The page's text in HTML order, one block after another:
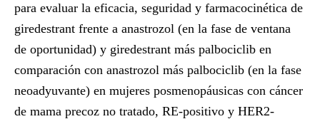
para evaluar la eficacia, seguridad y farmacocinética de
giredestrant frente a anastrozol (en la fase de ventana
de oportunidad) y giredestrant más palbociclib en
comparación con anastrozol más palbociclib (en la fase
neoadyuvante) en mujeres posmenopáusicas con cáncer
de mama precoz no tratado, RE-positivo y HER2-